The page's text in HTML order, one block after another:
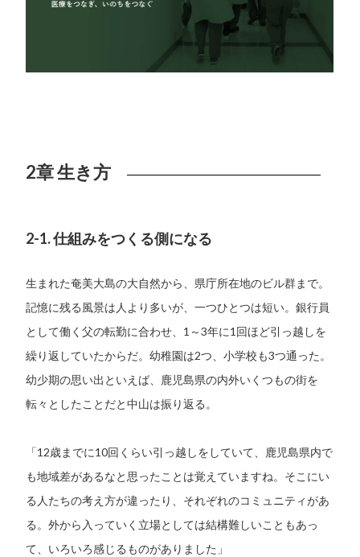
2章 生き方
2-1. 仕組みをつくる側になる
生まれた奄美大島の大自然から、県庁所在地のビル群まで。
記憶に残る風景は人より多いが、一つひとつは短い。銀行員
として働く父の転勤に合わせ、1～3年に1回ほど引っ越しを
繰り返していたからだ。幼稚園は2つ、小学校も3つ通った。
幼少期の思い出といえば、鹿児島県の内外いくつもの街を
転々としたことだと中山は振り返る。
「12歳までに10回くらい引っ越しをしていて、鹿児島県内で
も地域差があるなと思ったことは覚えていますね。そこにい
る人たちの考え方が違ったり、それぞれのコミュニティがあ
る。外から入っていく立場としては結構難しいこともあっ
て、いろいろ感じるものがありました」